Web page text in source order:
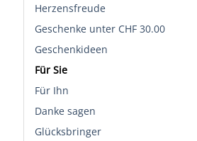
Herzensfreude
Geschenke unter CHF 30.00
Geschenkideen
Für Sie
Für Ihn
Danke sagen
Glücksbringer